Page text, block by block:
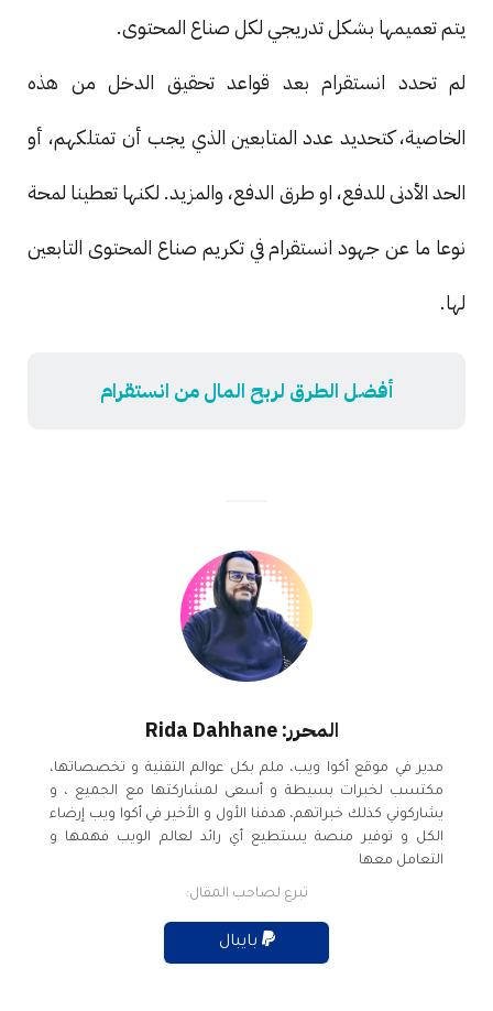
يتم تعميمها بشكل تدريجي لكل صناع المحتوى.
لم تحدد انستقرام بعد قواعد تحقيق الدخل من هذه
الخاصية، كتحديد عدد المتابعين الذي يجب أن تمتلكهم، أو
الحد الأدنى للدفع، او طرق الدفع، والمزيد. لكنها تعطينا لمحة
نوعا ما عن جهود انستقرام في تكريم صناع المحتوى التابعين
لها.
أفضل الطرق لربح المال من انستقرام
المحرر: Rida Dahhane
مدير في موقع أكوا ويب، ملم بكل عوالم التقنية و تخصصاتها،
مكتسب لخبرات بسيطة و أسعى لمشاركتها مع الجميع ، و
يشاركوني كذلك خبراتهم، هدفنا الأول و الأخير في أكوا ويب إرضاء
الكل و توفير منصة يستطيع أي رائد لعالم الويب فهمها و
التعامل معها
تبرع لصاحب المقال: